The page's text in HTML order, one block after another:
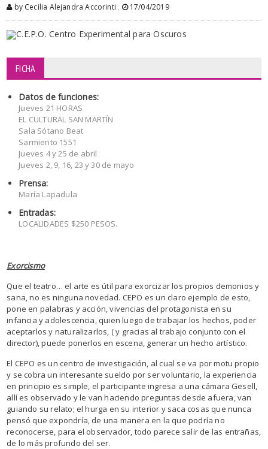
by Cecilia Alejandra Accorinti , 17/04/2019
FICHA
Datos de funciones:
Jueves 21 HORAS
EL CULTURAL SAN MARTÍN
Sala Sótano Beat
Sarmiento 1551
Jueves 4 y 25 de abril
Jueves 2, 9, 16, 23 y 30 de mayo
Prensa:
María Lapadula
Entradas:
LOCALIDADES $250 PESOS.
Exorcismo
Que el teatro… el arte es útil para exorcizar los propios demonios y
sana, no es ninguna novedad. CEPO es un claro ejemplo de esto,
pone en palabras y acción, vivencias del protagonista en su
infancia y adolescencia, quien luego de trabajar los hechos, poder
aceptarlos y naturalizarlos, ( y gracias al trabajo conjunto con el
director), puede ponerlos en escena, generar un hecho artístico.
El CEPO es un centro de investigación, al cual se va por motu propio
y se cobra un interesante sueldo por ser voluntario, la experiencia
en principio es simple, el participante ingresa a una cámara Gesell,
allí es observado y le van haciendo preguntas desde afuera, van
guiando su relato; el hurga en su interior y saca cosas que nunca
pensó que expondría, de una manera en la que podría no
reconocerse, para el observador, todo parece salir de las entrañas,
de lo más profundo del ser.